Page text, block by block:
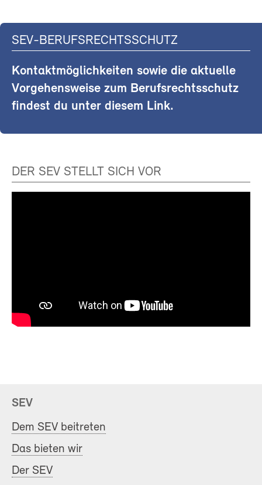
SEV-BERUFSRECHTSSCHUTZ
Kontaktmöglichkeiten sowie die aktuelle
Vorgehensweise zum Berufsrechtsschutz
findest du unter diesem Link.
DER SEV STELLT SICH VOR
SEV
Dem SEV beitreten
Das bieten wir
Der SEV